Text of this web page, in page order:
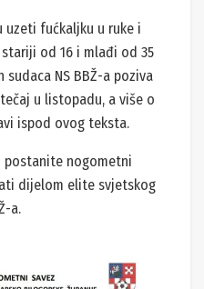
uzeti fućkaljku u ruke i
od 16 i mlađi od 35
NS BBŽ-a poziva
u listopadu, a više o
ispod ovog teksta.
postanite nogometni
dijelom elite svjetskog
a.